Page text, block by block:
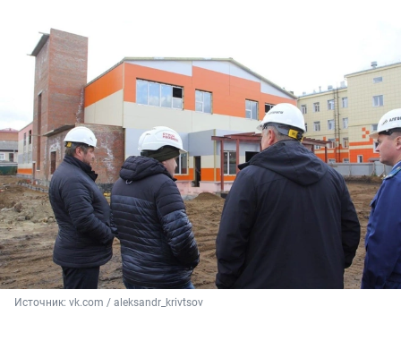
Источник: vk.com / aleksandr_krivtsov